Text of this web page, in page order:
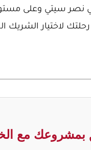
نصر سيتي وعلى
لاختيار الشريك
بمشروعك مع